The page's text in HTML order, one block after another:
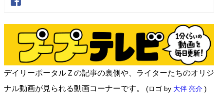
デイリーポータルＺの記事の裏側や、ライターたちのオリジ
ナル動画が見られる動画コーナーです。 (ロゴ by 大伴 亮介 )